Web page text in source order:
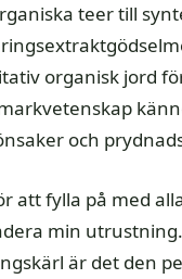
teer till
organisk jord
och
att fylla på med
min
är det den